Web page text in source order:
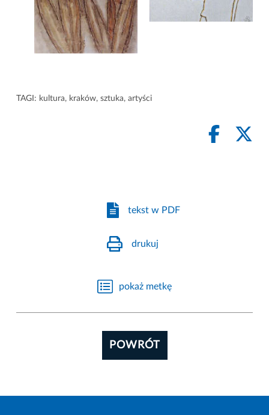
TAGI: kultura, kraków, sztuka, artyści
tekst w PDF
drukuj
pokaż metkę
POWRÓT